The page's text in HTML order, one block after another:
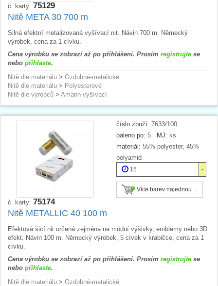
č. karty: 75129
Nitě META 30 700 m
Silná efektní metalizovaná vyšívací nit. Návin 700 m. Německý
výrobek, cena za 1 cívku.
Cena výrobku se zobrazí až po přihlášení. Prosím registrujte se
nebo přihlaste.
Nitě dle materiálu > Ozdobné-metalické
Nitě dle materiálu > Polyesterové
Nitě dle výrobců > Amann vyšívací
číslo zboží: 7633/100
baleno po: 5 MJ: ks
materiál: 55% polyester, 45%
polyamid
15
Více barev najednou ...
č. karty: 75174
Nitě METALLIC 40 100 m
Efektová šicí nit určená zejména na módní výšivky, emblémy nebo 3D
efekt. Návin 100 m. Německý výrobek, 5 cívek v krabičce, cena za 1
cívku.
Cena výrobku se zobrazí až po přihlášení. Prosím registrujte se
nebo přihlaste.
Nitě dle materiálu > Ozdobné-metalické